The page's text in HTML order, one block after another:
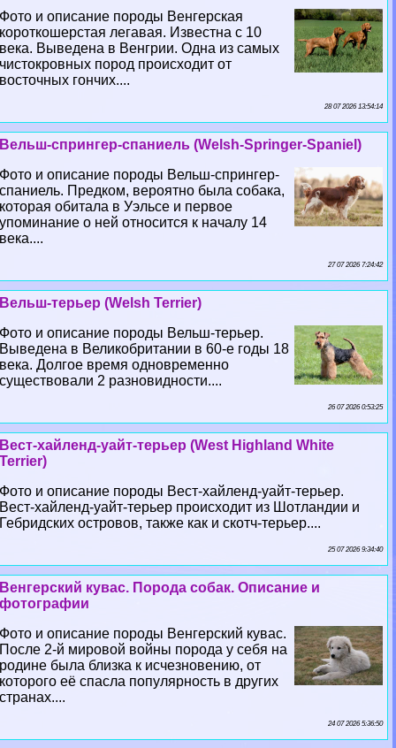
Фото и описание породы Венгерская
короткошерстая легавая. Известна с 10
века. Выведена в Венгрии. Одна из самых
чистокровных пород происходит от
восточных гончих....
28 07 2026 13:54:14
Вельш-спрингер-спаниель (Welsh-Springer-Spaniel)
Фото и описание породы Вельш-спрингер-
спаниель. Предком, вероятно была собака,
которая обитала в Уэльсе и первое
упоминание о ней относится к началу 14
века....
27 07 2026 7:24:42
Вельш-терьер (Welsh Terrier)
Фото и описание породы Вельш-терьер.
Выведена в Великобритании в 60-е годы 18
века. Долгое время одновременно
существовали 2 разновидности....
26 07 2026 0:53:25
Вест-хайленд-уайт-терьер (West Highland White
Terrier)
Фото и описание породы Вест-хайленд-уайт-терьер.
Вест-хайленд-уайт-терьер происходит из Шотландии и
Гебридских островов, также как и скотч-терьер....
25 07 2026 9:34:40
Венгерский кувас. Порода собак. Описание и
фотографии
Фото и описание породы Венгерский кувас.
После 2-й мировой войны порода у себя на
родине была близка к исчезновению, от
которого её спасла популярность в других
странах....
24 07 2026 5:36:50